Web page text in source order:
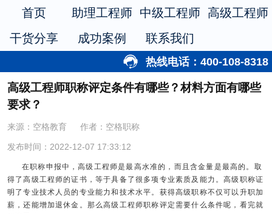
首页 助理工程师 中级工程师 高级工程师
干货分享
成功案例 联系我们
热线电话：400-108-8318
高级工程师职称评定条件有哪些？材料方面有哪些
要求？
来源：空格教育 作者：空格职称
发布时间：2022-12-07 17:33:12
在职称申报中，高级工程师是最高水准的，而且含金量是最高的。取
得了高级工程师的证书，等于具备了很多项专业素质及能力。高级职称证
明了专业技术人员的专业能力和技术水平。获得高级职称不仅可以升职加
薪，还能增加退休金。那么高级工程师职称评定需要什么条件呢，看完就